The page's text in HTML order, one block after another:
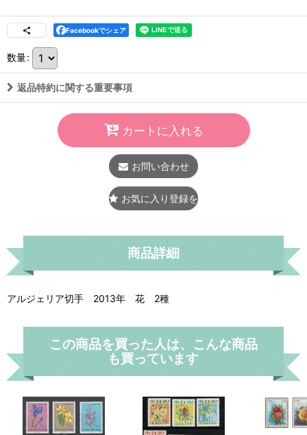
Facebookでシェア
数量:
返品特約に関する重要事項
カートに入れる
お問い合わせ
お気に入り登録をする
商品詳細
アルジェリア切手 2013年 花 2種
この商品を買った人は、こんな商品
も買っています